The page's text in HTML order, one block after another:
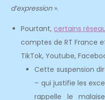
d’expression».
Pourtant, certains
comptes de RT France
TikTok, Youtube,
Cette suspension
– qui justifie les
rappelle le